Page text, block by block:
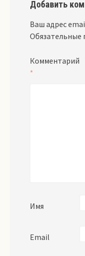
Добавить
Ваш адрес
Обязательные
Комментарий
*
Имя
Email